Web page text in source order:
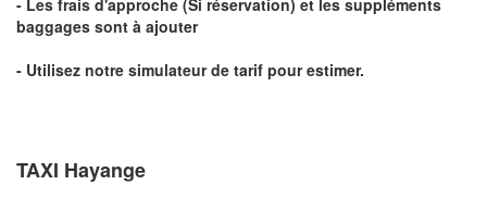
- Les frais d'approche (Si réservation) et les suppléments
baggages sont à ajouter
- Utilisez notre simulateur de tarif pour estimer.
TAXI Hayange